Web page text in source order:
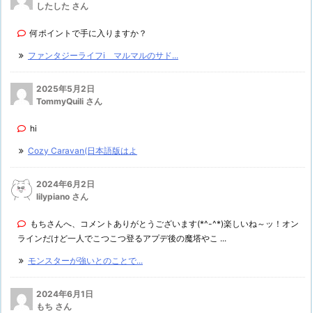
したした さん
何ポイントで手に入りますか？
ファンタジーライフi マルマルのサド...
2025年5月2日
TommyQuili さん
hi
Cozy Caravan(日本語版はよ
2024年6月2日
lilypiano さん
もちさんへ、コメントありがとうございます(*^-^*)楽しいね～ッ！オン
ラインだけど一人でこつこつ登るアプデ後の魔塔やこ ...
モンスターが強いとのことで...
2024年6月1日
もち さん